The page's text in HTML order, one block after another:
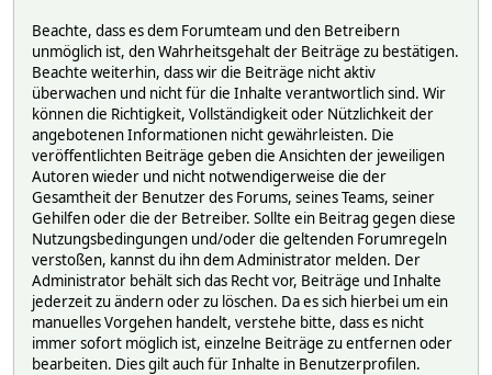
Beachte, dass es dem Forumteam und den Betreibern
unmöglich ist, den Wahrheitsgehalt der Beiträge zu bestätigen.
Beachte weiterhin, dass wir die Beiträge nicht aktiv
überwachen und nicht für die Inhalte verantwortlich sind. Wir
können die Richtigkeit, Vollständigkeit oder Nützlichkeit der
angebotenen Informationen nicht gewährleisten. Die
veröffentlichten Beiträge geben die Ansichten der jeweiligen
Autoren wieder und nicht notwendigerweise die der
Gesamtheit der Benutzer des Forums, seines Teams, seiner
Gehilfen oder die der Betreiber. Sollte ein Beitrag gegen diese
Nutzungsbedingungen und/oder die geltenden Forumregeln
verstoßen, kannst du ihn dem Administrator melden. Der
Administrator behält sich das Recht vor, Beiträge und Inhalte
jederzeit zu ändern oder zu löschen. Da es sich hierbei um ein
manuelles Vorgehen handelt, verstehe bitte, dass es nicht
immer sofort möglich ist, einzelne Beiträge zu entfernen oder
bearbeiten. Dies gilt auch für Inhalte in Benutzerprofilen.